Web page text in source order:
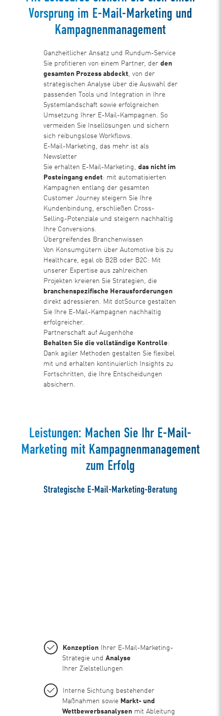
Vorsprung im E-Mail-Marketing und
Kampagnenmanagement
Ganzheitlicher Ansatz und Rundum-Service
Sie profitieren von einem Partner, der den
gesamten Prozess abdeckt, von der
strategischen Analyse über die Auswahl der
passenden Tools und Integration in Ihre
Systemlandschaft sowie erfolgreichen
Umsetzung Ihrer E-Mail-Kampagnen. So
vermeiden Sie Insellösungen und sichern
sich reibungslose Workflows.
E-Mail-Marketing, das mehr ist als
Newsletter
Sie erhalten E-Mail-Marketing, das nicht im
Posteingang endet: mit automatisierten
Kampagnen entlang der gesamten
Customer Journey steigern Sie Ihre
Kundenbindung, erschließen Cross-
Selling-Potenziale und steigern nachhaltig
Ihre Conversions.
Übergreifendes Branchenwissen
Von Konsumgütern über Automotive bis zu
Healthcare, egal ob B2B oder B2C: Mit
unserer Expertise aus zahlreichen
Projekten kreieren Sie Strategien, die
branchenspezifische Herausforderungen
direkt adressieren. Mit dotSource gestalten
Sie Ihre E-Mail-Kampagnen nachhaltig
erfolgreicher.
Partnerschaft auf Augenhöhe
Behalten Sie die vollständige Kontrolle:
Dank agiler Methoden gestalten Sie flexibel
mit und erhalten kontinuierlich Insights zu
Fortschritten, die Ihre Entscheidungen
absichern.
Leistungen: Machen Sie Ihr E-Mail-
Marketing mit Kampagnenmanagement
zum Erfolg
Strategische E-Mail-Marketing-Beratung
Konzeption Ihrer E-Mail-Marketing-
Strategie und Analyse
Ihrer Zielstellungen
Interne Sichtung bestehender
Maßnahmen sowie Markt- und
Wettbewerbsanalysen mit Ableitung